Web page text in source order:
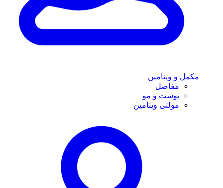
مکمل و ویتامین
مفاصل
پوست و مو
مولتی ویتامین